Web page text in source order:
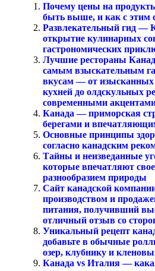
Почему цены на
быть выше, и как с этим
Развлекательный гид —
открытие кулинарных
гастрономических
Лучшие рестораны
самым взыскательным
вкусам — от изысканных
кухней до олдскульных
современными
Канада — приморская
берегами и
Основные принципы
согласно канадским
Тайны и неизведанные
которые впечатляют
разнообразием природы
Сайт канадской
производством и
питания, получивший
отличный отзыв со
Уникальный рецепт
добавьте в обычные
озер, клубнику и
Канада vs Италия —